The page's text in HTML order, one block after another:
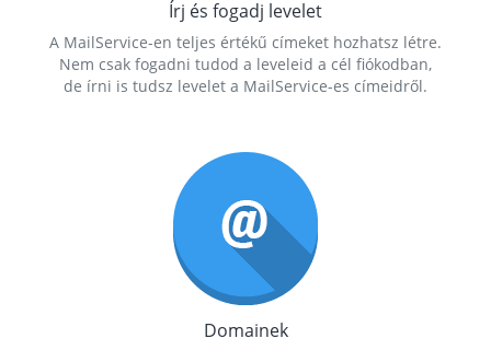
Írj és fogadj levelet
A MailService-en teljes értékű címeket hozhatsz létre.
Nem csak fogadni tudod a leveleid a cél fiókodban,
de írni is tudsz levelet a MailService-es címeidről.
Domainek